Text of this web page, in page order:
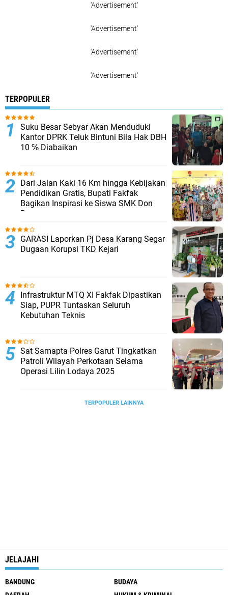
'Advertisement'
'Advertisement'
'Advertisement'
'Advertisement'
TERPOPULER
Suku Besar Sebyar Akan Menduduki
Kantor DPRK Teluk Bintuni Bila Hak DBH
10 ℅ Diabaikan
Dari Jalan Kaki 16 Km hingga Kebijakan
Pendidikan Gratis, Bupati Fakfak
Bagikan Inspirasi ke Siswa SMK Don
Bosco
GARASI Laporkan Pj Desa Karang Segar
Dugaan Korupsi TKD Kejari ‎
Infrastruktur MTQ XI Fakfak Dipastikan
Siap, PUPR Tuntaskan Seluruh
Kebutuhan Teknis
Sat Samapta Polres Garut Tingkatkan
Patroli Wilayah Perkotaan Selama
Operasi Lilin Lodaya 2025
TERPOPULER LAINNYA
JELAJAHI
BANDUNG
BUDAYA